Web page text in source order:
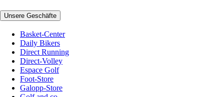
Unsere Geschäfte
Basket-Center
Daily Bikers
Direct Running
Direct-Volley
Espace Golf
Foot-Store
Galopp-Store